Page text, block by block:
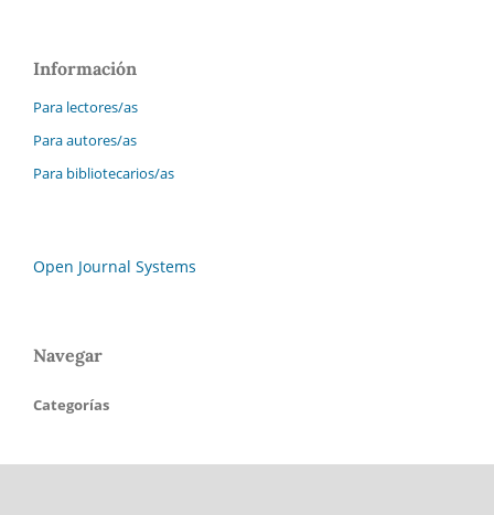
Información
Para lectores/as
Para autores/as
Para bibliotecarios/as
Open Journal Systems
Navegar
Categorías